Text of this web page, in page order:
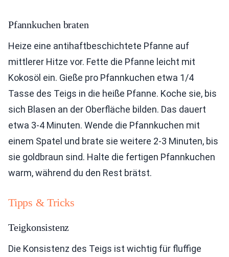
Pfannkuchen braten
Heize eine antihaftbeschichtete Pfanne auf
mittlerer Hitze vor. Fette die Pfanne leicht mit
Kokosöl ein. Gieße pro Pfannkuchen etwa 1/4
Tasse des Teigs in die heiße Pfanne. Koche sie, bis
sich Blasen an der Oberfläche bilden. Das dauert
etwa 3-4 Minuten. Wende die Pfannkuchen mit
einem Spatel und brate sie weitere 2-3 Minuten, bis
sie goldbraun sind. Halte die fertigen Pfannkuchen
warm, während du den Rest brätst.
Tipps & Tricks
Teigkonsistenz
Die Konsistenz des Teigs ist wichtig für fluffige